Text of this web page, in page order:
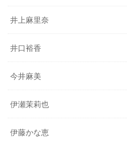
井上麻里奈
井口裕香
今井麻美
伊瀬茉莉也
伊藤かな恵